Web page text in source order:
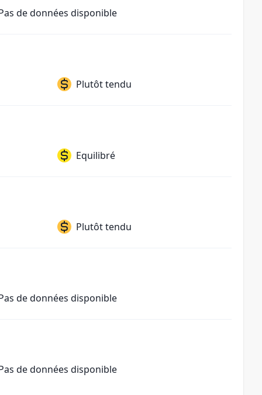
de données disponible
Plutôt tendu
Equilibré
Plutôt tendu
de données disponible
de données disponible